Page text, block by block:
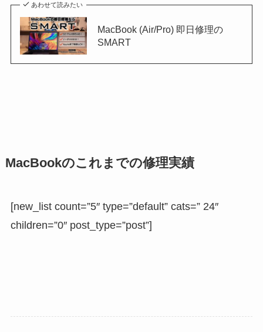
あわせて読みたい
MacBook (Air/Pro) 即日修理の
SMART
MacBookのこれまでの修理実績
[new_list count=”5″ type=”default” cats=” 24″
children=”0″ post_type=”post”]